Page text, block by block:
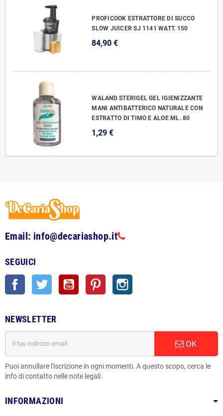
PROFICOOK ESTRATTORE DI SUCCO
SLOW JUICER SJ 1141 WATT. 150
84,90 €
WALAND STERIGEL GEL IGIENIZZANTE
MANI ANTIBATTERICO NATURALE CON
ESTRATTO DI TIMO E ALOE ML. 80
1,29 €
Email: info@decariashop.it
SEGUICI
Facebook Twitter YouTube Pinterest
NEWSLETTER
OK
Puoi annullare l'iscrizione in ogni momenti. A questo scopo, cerca le
info di contatto nelle note legali.
INFORMAZIONI